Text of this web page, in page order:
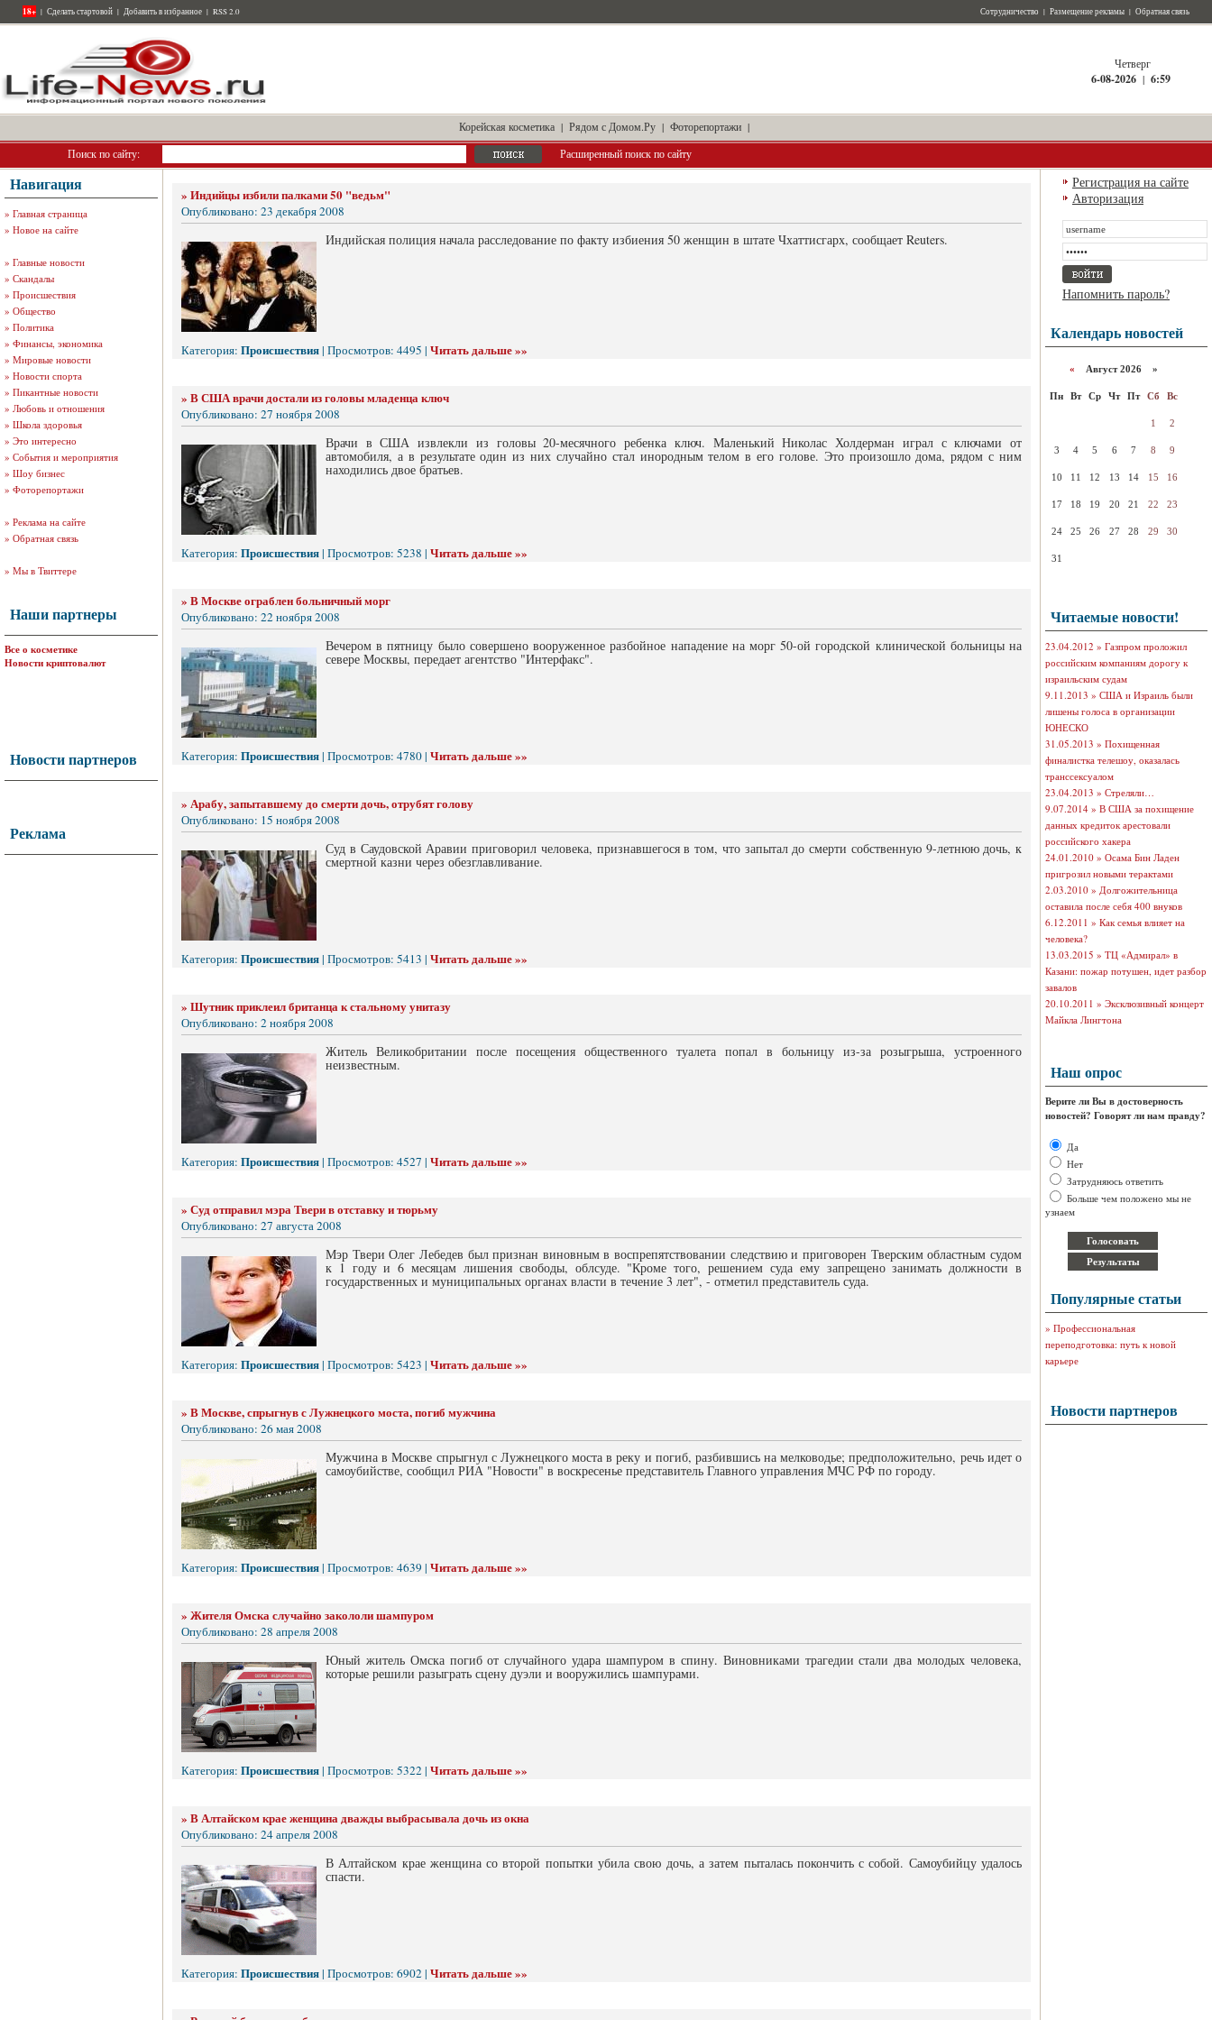
18+ | Сделать стартовой | Добавить в избранное | RSS 2.0 Сотрудничество | Размещение рекламы | Обратная связь
Четверг
6-08-2026 | 6:59
Корейская косметика | Рядом с Домом.Ру | Фоторепортажи |
Поиск по сайту:
Расширенный поиск по сайту
Навигация
» Главная страница
» Новое на сайте
» Главные новости
» Скандалы
» Происшествия
» Общество
» Политика
» Финансы, экономика
» Мировые новости
» Новости спорта
» Пикантные новости
» Любовь и отношения
» Школа здоровья
» Это интересно
» События и мероприятия
» Шоу бизнес
» Фоторепортажи
» Реклама на сайте
» Обратная связь
» Мы в Твиттере
Наши партнеры
Все о косметике
Новости криптовалют
Новости партнеров
Реклама
» Индийцы избили палками 50 "ведьм"
Опубликовано: 23 декабря 2008
Индийская полиция начала расследование по факту избиения 50 женщин в штате Чхаттисгарх, сообщает Reuters.
Категория: Происшествия| Просмотров: 4495 | Читать дальше »»
» В США врачи достали из головы младенца ключ
Опубликовано: 27 ноября 2008
Врачи в США извлекли из головы 20-месячного ребенка ключ. Маленький Николас Холдерман играл с ключами от
автомобиля, а в результате один из них случайно стал инородным телом в его голове. Это произошло дома, рядом с ним
находились двое братьев.
Категория: Происшествия| Просмотров: 5238 | Читать дальше »»
» В Москве ограблен больничный морг
Опубликовано: 22 ноября 2008
Вечером в пятницу было совершено вооруженное разбойное нападение на морг 50-ой городской клинической больницы на
севере Москвы, передает агентство "Интерфакс".
Категория: Происшествия| Просмотров: 4780 | Читать дальше »»
» Арабу, запытавшему до смерти дочь, отрубят голову
Опубликовано: 15 ноября 2008
Суд в Саудовской Аравии приговорил человека, признавшегося в том, что запытал до смерти собственную 9-летнюю дочь, к
смертной казни через обезглавливание.
Категория: Происшествия| Просмотров: 5413 | Читать дальше »»
» Шутник приклеил британца к стальному унитазу
Опубликовано: 2 ноября 2008
Житель Великобритании после посещения общественного туалета попал в больницу из-за розыгрыша, устроенного
неизвестным.
Категория: Происшествия| Просмотров: 4527 | Читать дальше »»
» Суд отправил мэра Твери в отставку и тюрьму
Опубликовано: 27 августа 2008
Мэр Твери Олег Лебедев был признан виновным в воспрепятствовании следствию и приговорен Тверским областным судом
к 1 году и 6 месяцам лишения свободы, облсуде. "Кроме того, решением суда ему запрещено занимать должности в
государственных и муниципальных органах власти в течение 3 лет", - отметил представитель суда.
Категория: Происшествия| Просмотров: 5423 | Читать дальше »»
» В Москве, спрыгнув с Лужнецкого моста, погиб мужчина
Опубликовано: 26 мая 2008
Мужчина в Москве спрыгнул с Лужнецкого моста в реку и погиб, разбившись на мелководье; предположительно, речь идет о
самоубийстве, сообщил РИА "Новости" в воскресенье представитель Главного управления МЧС РФ по городу.
Категория: Происшествия| Просмотров: 4639 | Читать дальше »»
» Жителя Омска случайно закололи шампуром
Опубликовано: 28 апреля 2008
Юный житель Омска погиб от случайного удара шампуром в спину. Виновниками трагедии стали два молодых человека,
которые решили разыграть сцену дуэли и вооружились шампурами.
Категория: Происшествия| Просмотров: 5322 | Читать дальше »»
» В Алтайском крае женщина дважды выбрасывала дочь из окна
Опубликовано: 24 апреля 2008
В Алтайском крае женщина со второй попытки убила свою дочь, а затем пыталась покончить с собой. Самоубийцу удалось
спасти.
Категория: Происшествия| Просмотров: 6902 | Читать дальше »»
Регистрация на сайте
Авторизация
Напомнить пароль?
Календарь новостей
« Август 2026 »
Пн Вт Ср Чт Пт Сб Вс
1 2
3 4 5 6 7 8 9
10 11 12 13 14 15 16
17 18 19 20 21 22 23
24 25 26 27 28 29 30
31
Читаемые новости!
23.04.2012 » Газпром проложил
российским компаниям дорогу к
израильским судам
9.11.2013 » США и Израиль были
лишены голоса в организации
ЮНЕСКО
31.05.2013 » Похищенная
финалистка телешоу, оказалась
транссексуалом
23.04.2013 » Стреляли…
9.07.2014 » В США за похищение
данных кредиток арестовали
российского хакера
24.01.2010 » Осама Бин Ладен
пригрозил новыми терактами
2.03.2010 » Долгожительница
оставила после себя 400 внуков
6.12.2011 » Как семья влияет на
человека?
13.03.2015 » ТЦ «Адмирал» в
Казани: пожар потушен, идет разбор
завалов
20.10.2011 » Эксклюзивный концерт
Майкла Лингтона
Наш опрос
Верите ли Вы в достоверность
новостей? Говорят ли нам правду?
Да
Нет
Затрудняюсь ответить
Больше чем положено мы не
узнаем
Популярные статьи
» Профессиональная
переподготовка: путь к новой
карьере
Новости партнеров